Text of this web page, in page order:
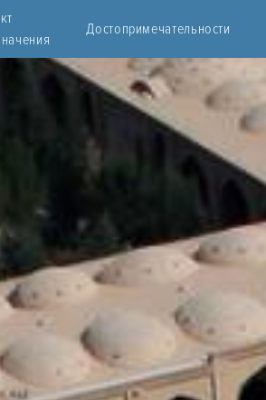
Достопримечательности